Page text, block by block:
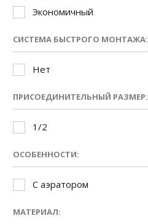
Экономичный
СИСТЕМА БЫСТРОГО МОНТАЖА:
Нет
ПРИСОЕДИНИТЕЛЬНЫЙ РАЗМЕР:
1/2
ОСОБЕННОСТИ:
С аэратором
МАТЕРИАЛ: